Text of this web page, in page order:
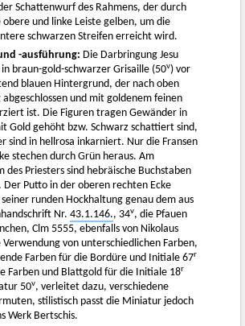
Schattenwurf des Rahmens, der durch
obere und linke Leiste gelben, um die
schwarzen Streifen erreicht wird.
-ausführung: Die Darbringung Jesu
braun-gold-schwarzer Grisaille (50v) vor
blauen Hintergrund, der nach oben
und mit goldenem feinen
ist. Die Figuren tragen Gewänder in
Gold gehöht bzw. Schwarz schattiert sind,
sind in hellrosa inkarniert. Nur die Fransen
stechen durch Grün heraus. Am
des Priesters sind hebräische Buchstaben
Der Putto in der oberen rechten Ecke
runden Hockhaltung genau dem aus
Nr. 43.1.146., 34v, die Pfauen
Clm 5555, ebenfalls von Nikolaus
Verwendung von unterschiedlichen Farben,
Farben für die Bordüre und Initiale 67r
Farben und Blattgold für die Initiale 18r
50v, verleitet dazu, verschiedene
stilistisch passt die Miniatur jedoch
Werk Bertschis.